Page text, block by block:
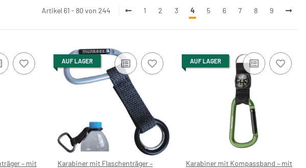
Artikel 61 - 80 von 244 1 2 3 4 5 6 7 8 9
– mit
AUF LAGER
Karabiner mit Flaschenträger –
AUF LAGER
Karabiner mit Kompassband – mit